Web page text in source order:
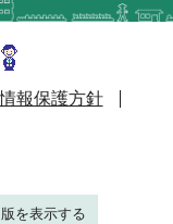
報保護方針
を表示する